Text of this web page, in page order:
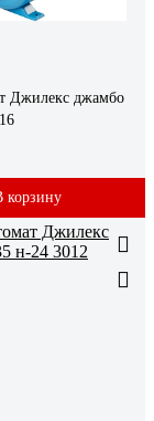
Джилекс джамбо
корзину